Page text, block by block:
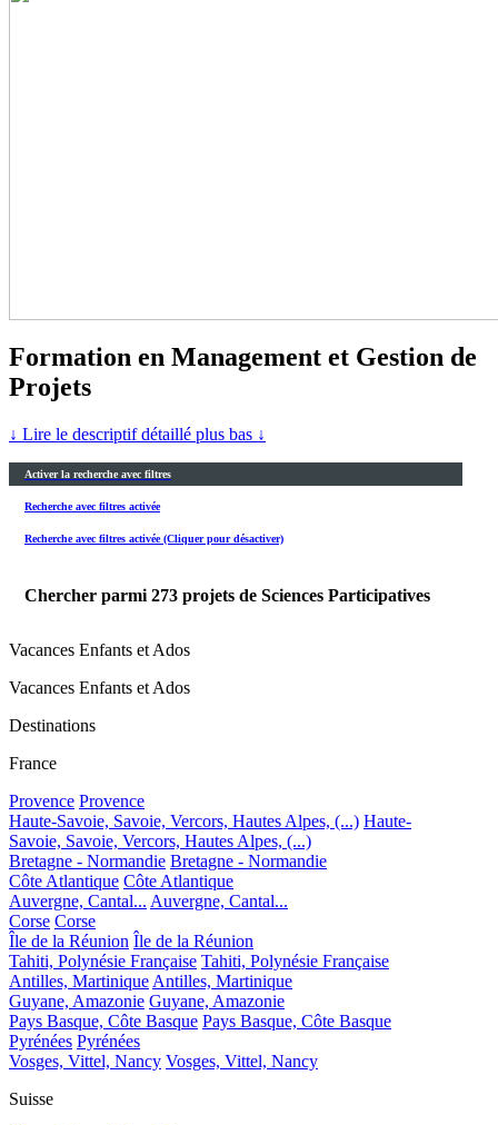
Formation en Management et Gestion de
Projets
↓ Lire le descriptif détaillé plus bas ↓
Activer la recherche avec filtres
Recherche avec filtres activée
Recherche avec filtres activée (Cliquer pour désactiver)
Chercher parmi 273 projets de Sciences Participatives
Vacances Enfants et Ados
Vacances Enfants et Ados
Destinations
France
Provence Provence
Haute-Savoie, Savoie, Vercors, Hautes Alpes, (...) Haute-
Savoie, Savoie, Vercors, Hautes Alpes, (...)
Bretagne - Normandie Bretagne - Normandie
Côte Atlantique Côte Atlantique
Auvergne, Cantal... Auvergne, Cantal...
Corse Corse
Île de la Réunion Île de la Réunion
Tahiti, Polynésie Française Tahiti, Polynésie Française
Antilles, Martinique Antilles, Martinique
Guyane, Amazonie Guyane, Amazonie
Pays Basque, Côte Basque Pays Basque, Côte Basque
Pyrénées Pyrénées
Vosges, Vittel, Nancy Vosges, Vittel, Nancy
Suisse